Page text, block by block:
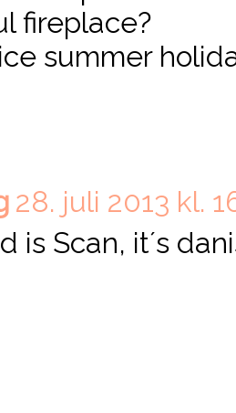
fireplace?
summer
28. juli 2013 kl.
is Scan, it´s